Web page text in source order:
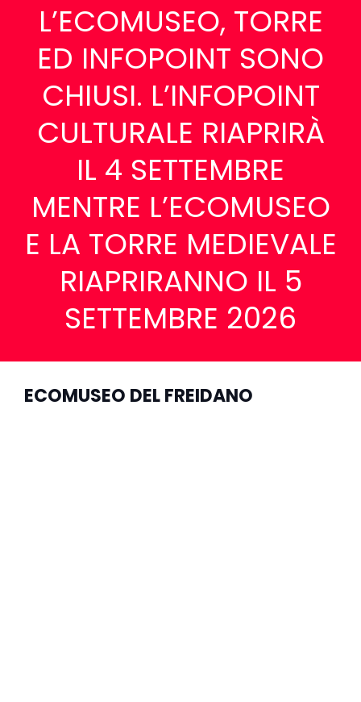
L’ECOMUSEO, TORRE
ED INFOPOINT SONO
CHIUSI. L’INFOPOINT
CULTURALE RIAPRIRÀ
IL 4 SETTEMBRE
MENTRE L’ECOMUSEO
E LA TORRE MEDIEVALE
RIAPRIRANNO IL 5
SETTEMBRE 2026
ECOMUSEO DEL FREIDANO